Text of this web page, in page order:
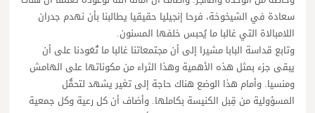
سعادة في الشيخوخة، فرحا إنجيليا حقيقيا يطالبنا بأن نهدم جدران
اللامبالاة التي غالبا ما يُحبس خلفها المسنون.
وتابع قداسة البابا مشيرا إلى أن مجتمعاتنا غالبا ما تُعَودنا على أن
يبقى جزء بمثل هذه الأهمية وهذا الثراء من مكوناتها على الهامش
ومنسيا. وأمام هذا الوضع هناك حاجة إلى تغير يشهد لتحمُّل
المسؤولية من قِبل الكنيسة بكاملها. وأضاف أن كل رعية وكل جمعية